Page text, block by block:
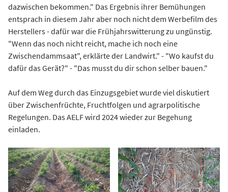
dazwischen bekommen." Das Ergebnis ihrer Bemühungen
entsprach in diesem Jahr aber noch nicht dem Werbefilm des
Herstellers - dafür war die Frühjahrswitterung zu ungünstig.
"Wenn das noch nicht reicht, mache ich noch eine
Zwischendammsaat", erklärte der Landwirt." - "Wo kaufst du
dafür das Gerät?" - "Das musst du dir schon selber bauen."
Auf dem Weg durch das Einzugsgebiet wurde viel diskutiert
über Zwischenfrüchte, Fruchtfolgen und agrarpolitische
Regelungen. Das AELF wird 2024 wieder zur Begehung
einladen.